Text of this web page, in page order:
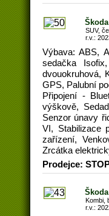
SUV,
r.v.:
Výbava: ABS,
sedačka
dvouokruhová,
GPS, Palubní
Připojení -
výškově,
Senzor únavy
VI, Stabilizace
zařízení,
Zrcátka
Prodejce:
Kombi,
r.v.: